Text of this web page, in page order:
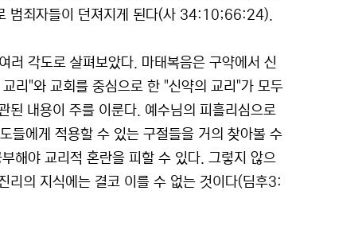
범죄자들이 던져지게 된다(사 34:10;66:24).
러 각도로 살펴보았다. 마태복음은 구약에서 신
리"와 교회를 중심으로 한 "신약의 교리"가 모두
된 내용이 주를 이룬다. 예수님의 피흘리심으로
들에게 적용할 수 있는 구절들을 거의 찾아볼 수
해야 교리적 혼란을 피할 수 있다. 그렇지 않으
의 지식에는 결코 이를 수 없는 것이다(딤후3: